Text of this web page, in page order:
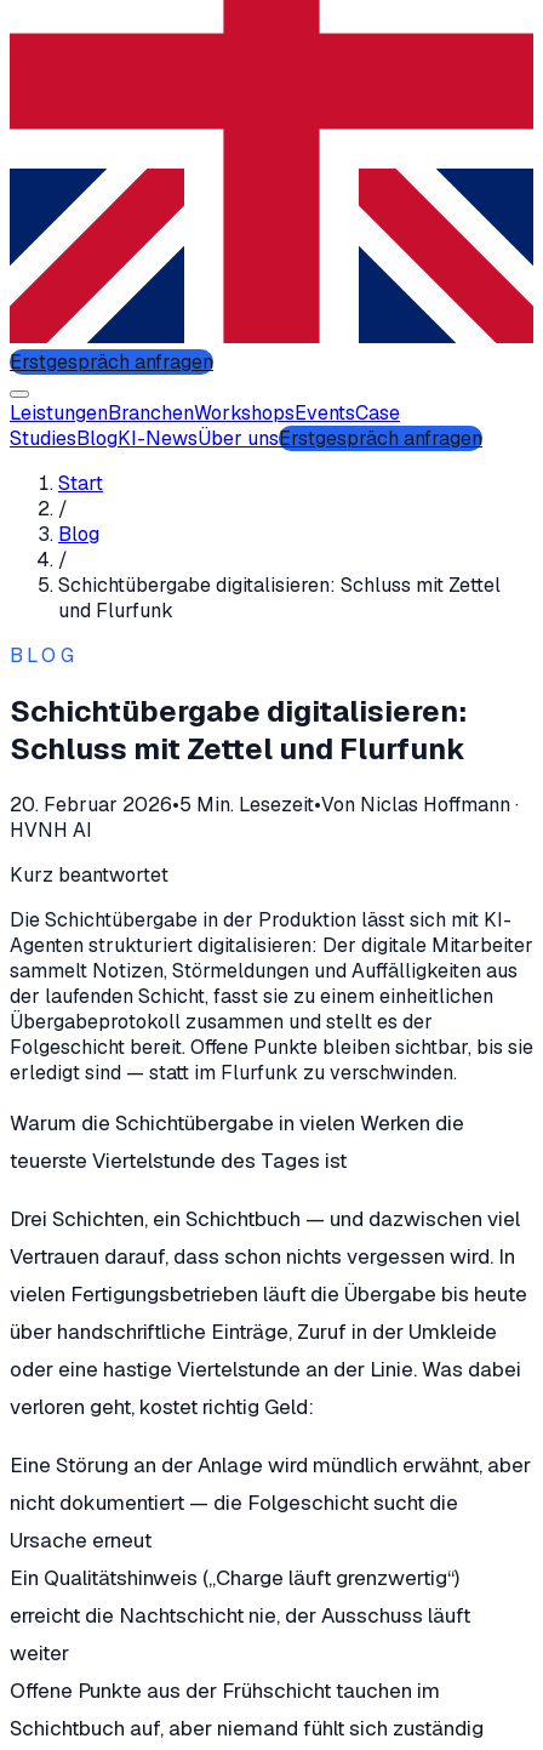
Erstgespräch anfragen
LeistungenBranchenWorkshopsEventsCase
StudiesBlogKI-NewsÜber unsErstgespräch anfragen
Start
/
Blog
/
Schichtübergabe digitalisieren: Schluss mit Zettel
und Flurfunk
BLOG
Schichtübergabe digitalisieren:
Schluss mit Zettel und Flurfunk
20. Februar 2026•5 Min. Lesezeit•Von Niclas Hoffmann·
HVNH AI
Kurz beantwortet
Die Schichtübergabe in der Produktion lässt sich mit KI-
Agenten strukturiert digitalisieren: Der digitale Mitarbeiter
sammelt Notizen, Störmeldungen und Auffälligkeiten aus
der laufenden Schicht, fasst sie zu einem einheitlichen
Übergabeprotokoll zusammen und stellt es der
Folgeschicht bereit. Offene Punkte bleiben sichtbar, bis sie
erledigt sind — statt im Flurfunk zu verschwinden.
Warum die Schichtübergabe in vielen Werken die
teuerste Viertelstunde des Tages ist
Drei Schichten, ein Schichtbuch — und dazwischen viel
Vertrauen darauf, dass schon nichts vergessen wird. In
vielen Fertigungsbetrieben läuft die Übergabe bis heute
über handschriftliche Einträge, Zuruf in der Umkleide
oder eine hastige Viertelstunde an der Linie. Was dabei
verloren geht, kostet richtig Geld:
Eine Störung an der Anlage wird mündlich erwähnt, aber
nicht dokumentiert — die Folgeschicht sucht die
Ursache erneut
Ein Qualitätshinweis („Charge läuft grenzwertig“)
erreicht die Nachtschicht nie, der Ausschuss läuft
weiter
Offene Punkte aus der Frühschicht tauchen im
Schichtbuch auf, aber niemand fühlt sich zuständig